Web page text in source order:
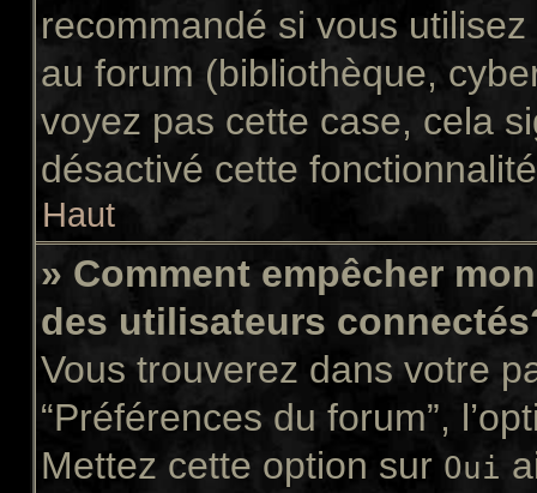
recommandé si vous
au forum (bibliothèque,
voyez pas cette case, cela
désactivé cette
Haut
» Comment empêcher
des utilisateurs
Vous trouverez dans votre
“Préférences du forum”,
Mettez cette option sur Oui